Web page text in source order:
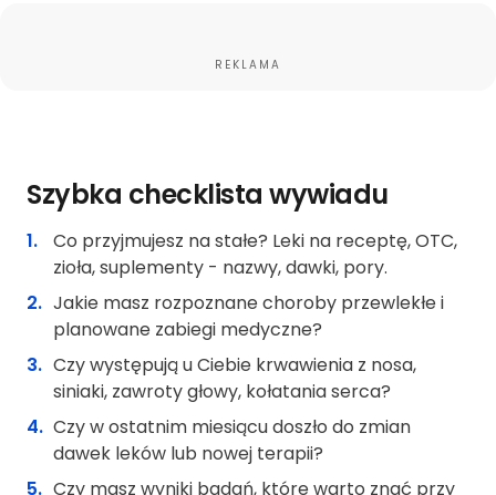
REKLAMA
Szybka checklista wywiadu
Co przyjmujesz na stałe? Leki na receptę, OTC,
zioła, suplementy - nazwy, dawki, pory.
Jakie masz rozpoznane choroby przewlekłe i
planowane zabiegi medyczne?
Czy występują u Ciebie krwawienia z nosa,
siniaki, zawroty głowy, kołatania serca?
Czy w ostatnim miesiącu doszło do zmian
dawek leków lub nowej terapii?
Czy masz wyniki badań, które warto znać przy